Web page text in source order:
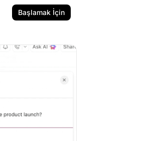
Başlamak İçin